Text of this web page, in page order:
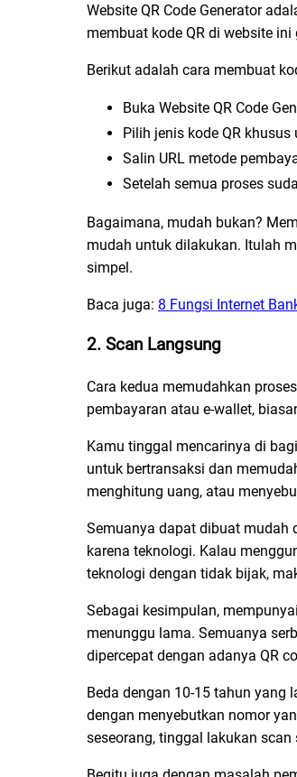
Website QR Code Generator
membuat kode QR di website
Berikut adalah cara membuat
Buka Website QR Code
Pilih jenis kode QR
Salin URL metode
Setelah semua proses
Bagaimana, mudah bukan?
mudah untuk dilakukan. Itulah
simpel.
Baca juga: 8 Fungsi Internet
2. Scan Langsung
Cara kedua memudahkan
pembayaran atau e-wallet,
Kamu tinggal mencarinya di
untuk bertransaksi dan
menghitung uang, atau
Semuanya dapat dibuat mudah
karena teknologi. Kalau
teknologi dengan tidak bijak,
Sebagai kesimpulan,
menunggu lama. Semuanya
dipercepat dengan adanya QR
Beda dengan 10-15 tahun yang
dengan menyebutkan nomor
seseorang, tinggal lakukan